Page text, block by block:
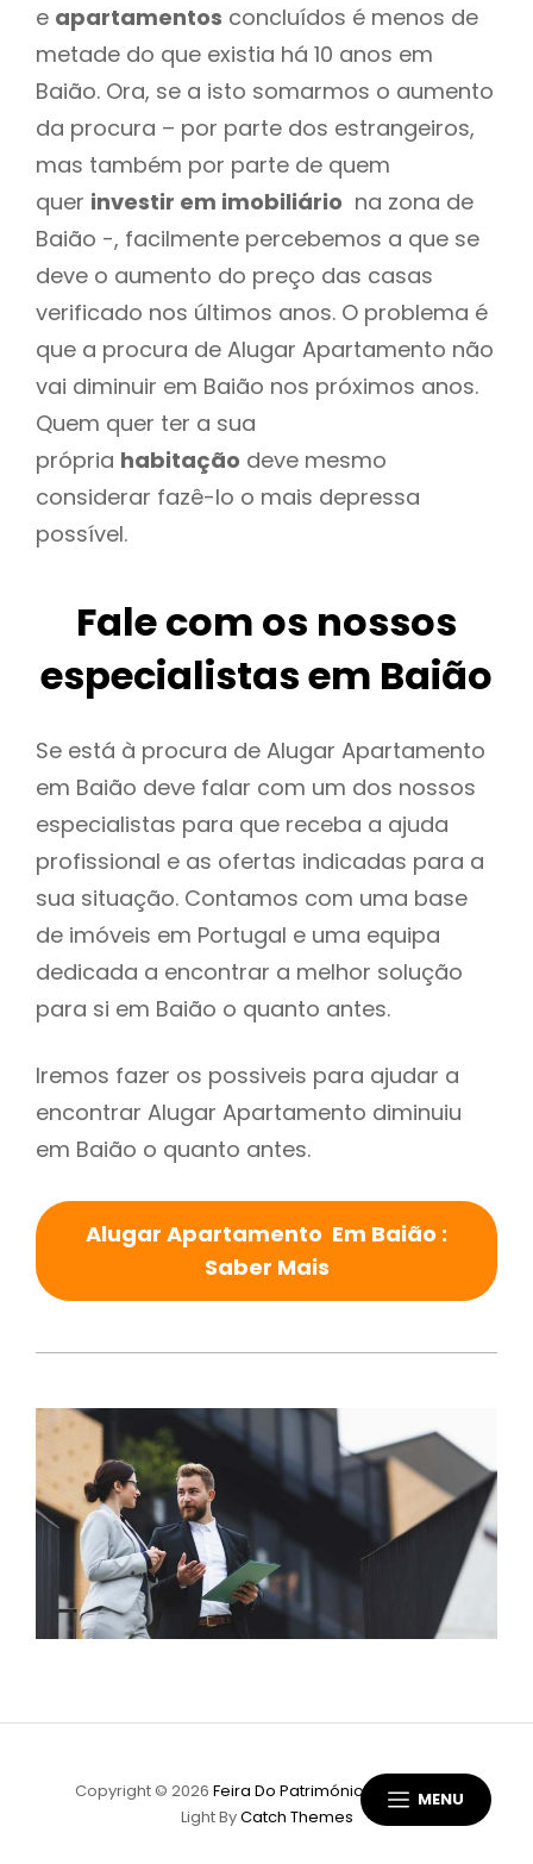
MENU
e apartamentos concluídos é menos de
metade do que existia há 10 anos em
Baião. Ora, se a isto somarmos o aumento
da procura – por parte dos estrangeiros,
mas também por parte de quem
quer investir em imobiliário na zona de
Baião -, facilmente percebemos a que se
deve o aumento do preço das casas
verificado nos últimos anos. O problema é
que a procura de Alugar Apartamento não
vai diminuir em Baião nos próximos anos.
Quem quer ter a sua
própria habitação deve mesmo
considerar fazê-lo o mais depressa
possível.
Fale com os nossos
especialistas em Baião
Se está à procura de Alugar Apartamento
em Baião deve falar com um dos nossos
especialistas para que receba a ajuda
profissional e as ofertas indicadas para a
sua situação. Contamos com uma base
de imóveis em Portugal e uma equipa
dedicada a encontrar a melhor solução
para si em Baião o quanto antes.
Iremos fazer os possiveis para ajudar a
encontrar Alugar Apartamento diminuiu
em Baião o quanto antes.
Alugar Apartamento Em Baião :
Saber Mais
Copyright © 2026 Feira Do Património|
Scapeshot
Light ByCatch Themes